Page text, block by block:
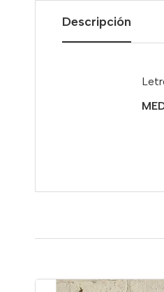
Descripción